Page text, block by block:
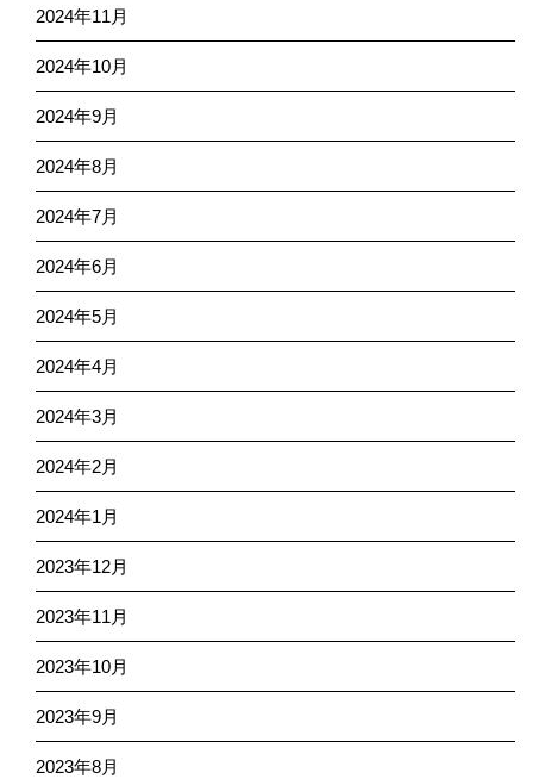
2024年11月
2024年10月
2024年9月
2024年8月
2024年7月
2024年6月
2024年5月
2024年4月
2024年3月
2024年2月
2024年1月
2023年12月
2023年11月
2023年10月
2023年9月
2023年8月